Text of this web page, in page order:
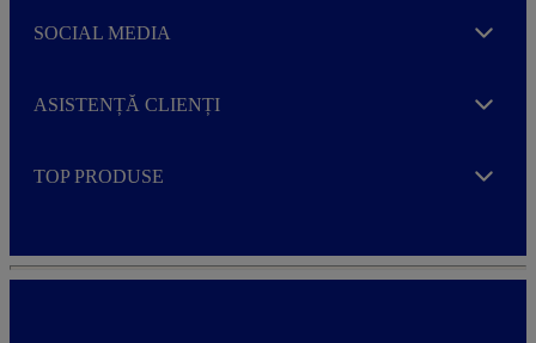
SOCIAL MEDIA Expand
ASISTENȚĂ CLIENȚI Expand
TOP PRODUSE Expand